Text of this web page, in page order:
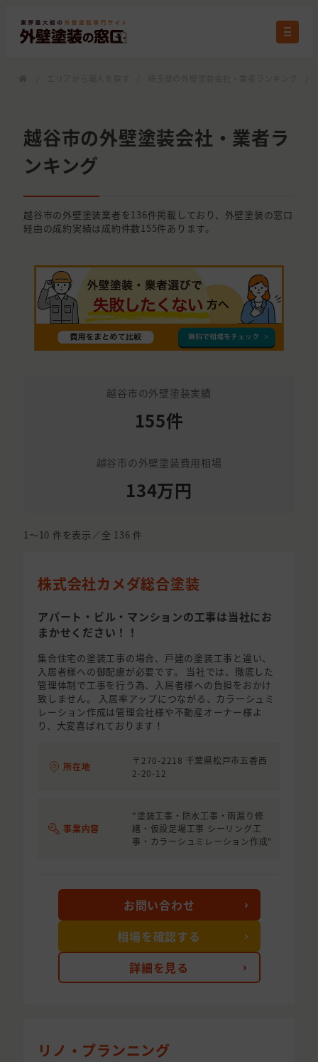
越谷市の外壁塗装会社・業者ラ
ンキング
越谷市の外壁塗装業者を136件掲載しており、外壁塗装の窓口
経由の成約実績は成約件数155件あります。
越谷市の外壁塗装実績
155件
越谷市の外壁塗装費用相場
134万円
1〜10 件を表示／全 136 件
株式会社カメダ総合塗装
アパート・ビル・マンションの工事は当社にお
まかせください！！
集合住宅の塗装工事の場合、戸建の塗装工事と違い、
入居者様への御配慮が必要です。 当社では、徹底した
管理体制で工事を行う為、入居者様への負担をおかけ
致しません。 入居率アップにつながる、カラーシュミ
レーション作成は管理会社様や不動産オーナー様よ
り、大変喜ばれております！
所在地
〒270-2218 千葉県松戸市五香西
2-20-12
事業内容
"塗装工事・防水工事・雨漏り修
繕・仮設足場工事 シーリング工
事・カラーシュミレーション作成"
詳細を見る
お問い合わせ
相場を確認する
リノ・プランニング